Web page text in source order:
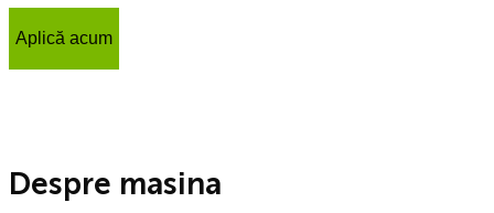
Aplică acum
Despre masina